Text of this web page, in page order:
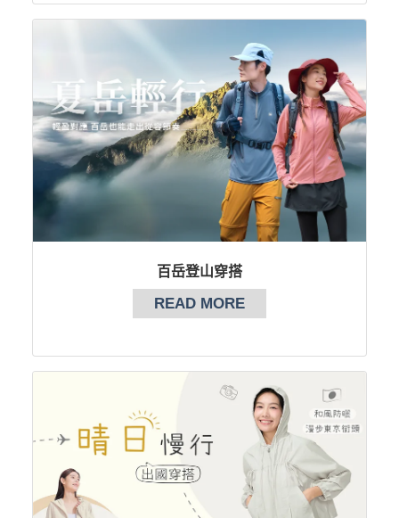
百岳登山穿搭
READ MORE